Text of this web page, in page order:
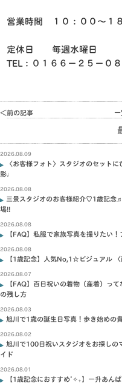
営業時間 １０：００〜１
定休日 毎週水曜日
TEL：０１６６−２５−０８
＜前の記事
2026.08.09
〈お客様フォト〉スタジオのセット
影♩
2026.08.08
三景スタジオのお客様紹介♡1歳記念
場!!
2026.08.08
【FAQ】私服で家族写真を撮りたい
2026.08.08
【1歳記念】人気No,1☆ビジュアル 〈
2026.08.07
【FAQ】百日祝いの着物（産着）っ
の残し方
2026.08.03
旭川で1歳の誕生日写真！歩き始めの
2026.08.02
旭川で100日祝いスタジオをお探しの
イド
2026.08.01
【1歳記念におすすめ˚✧₊】一升あん